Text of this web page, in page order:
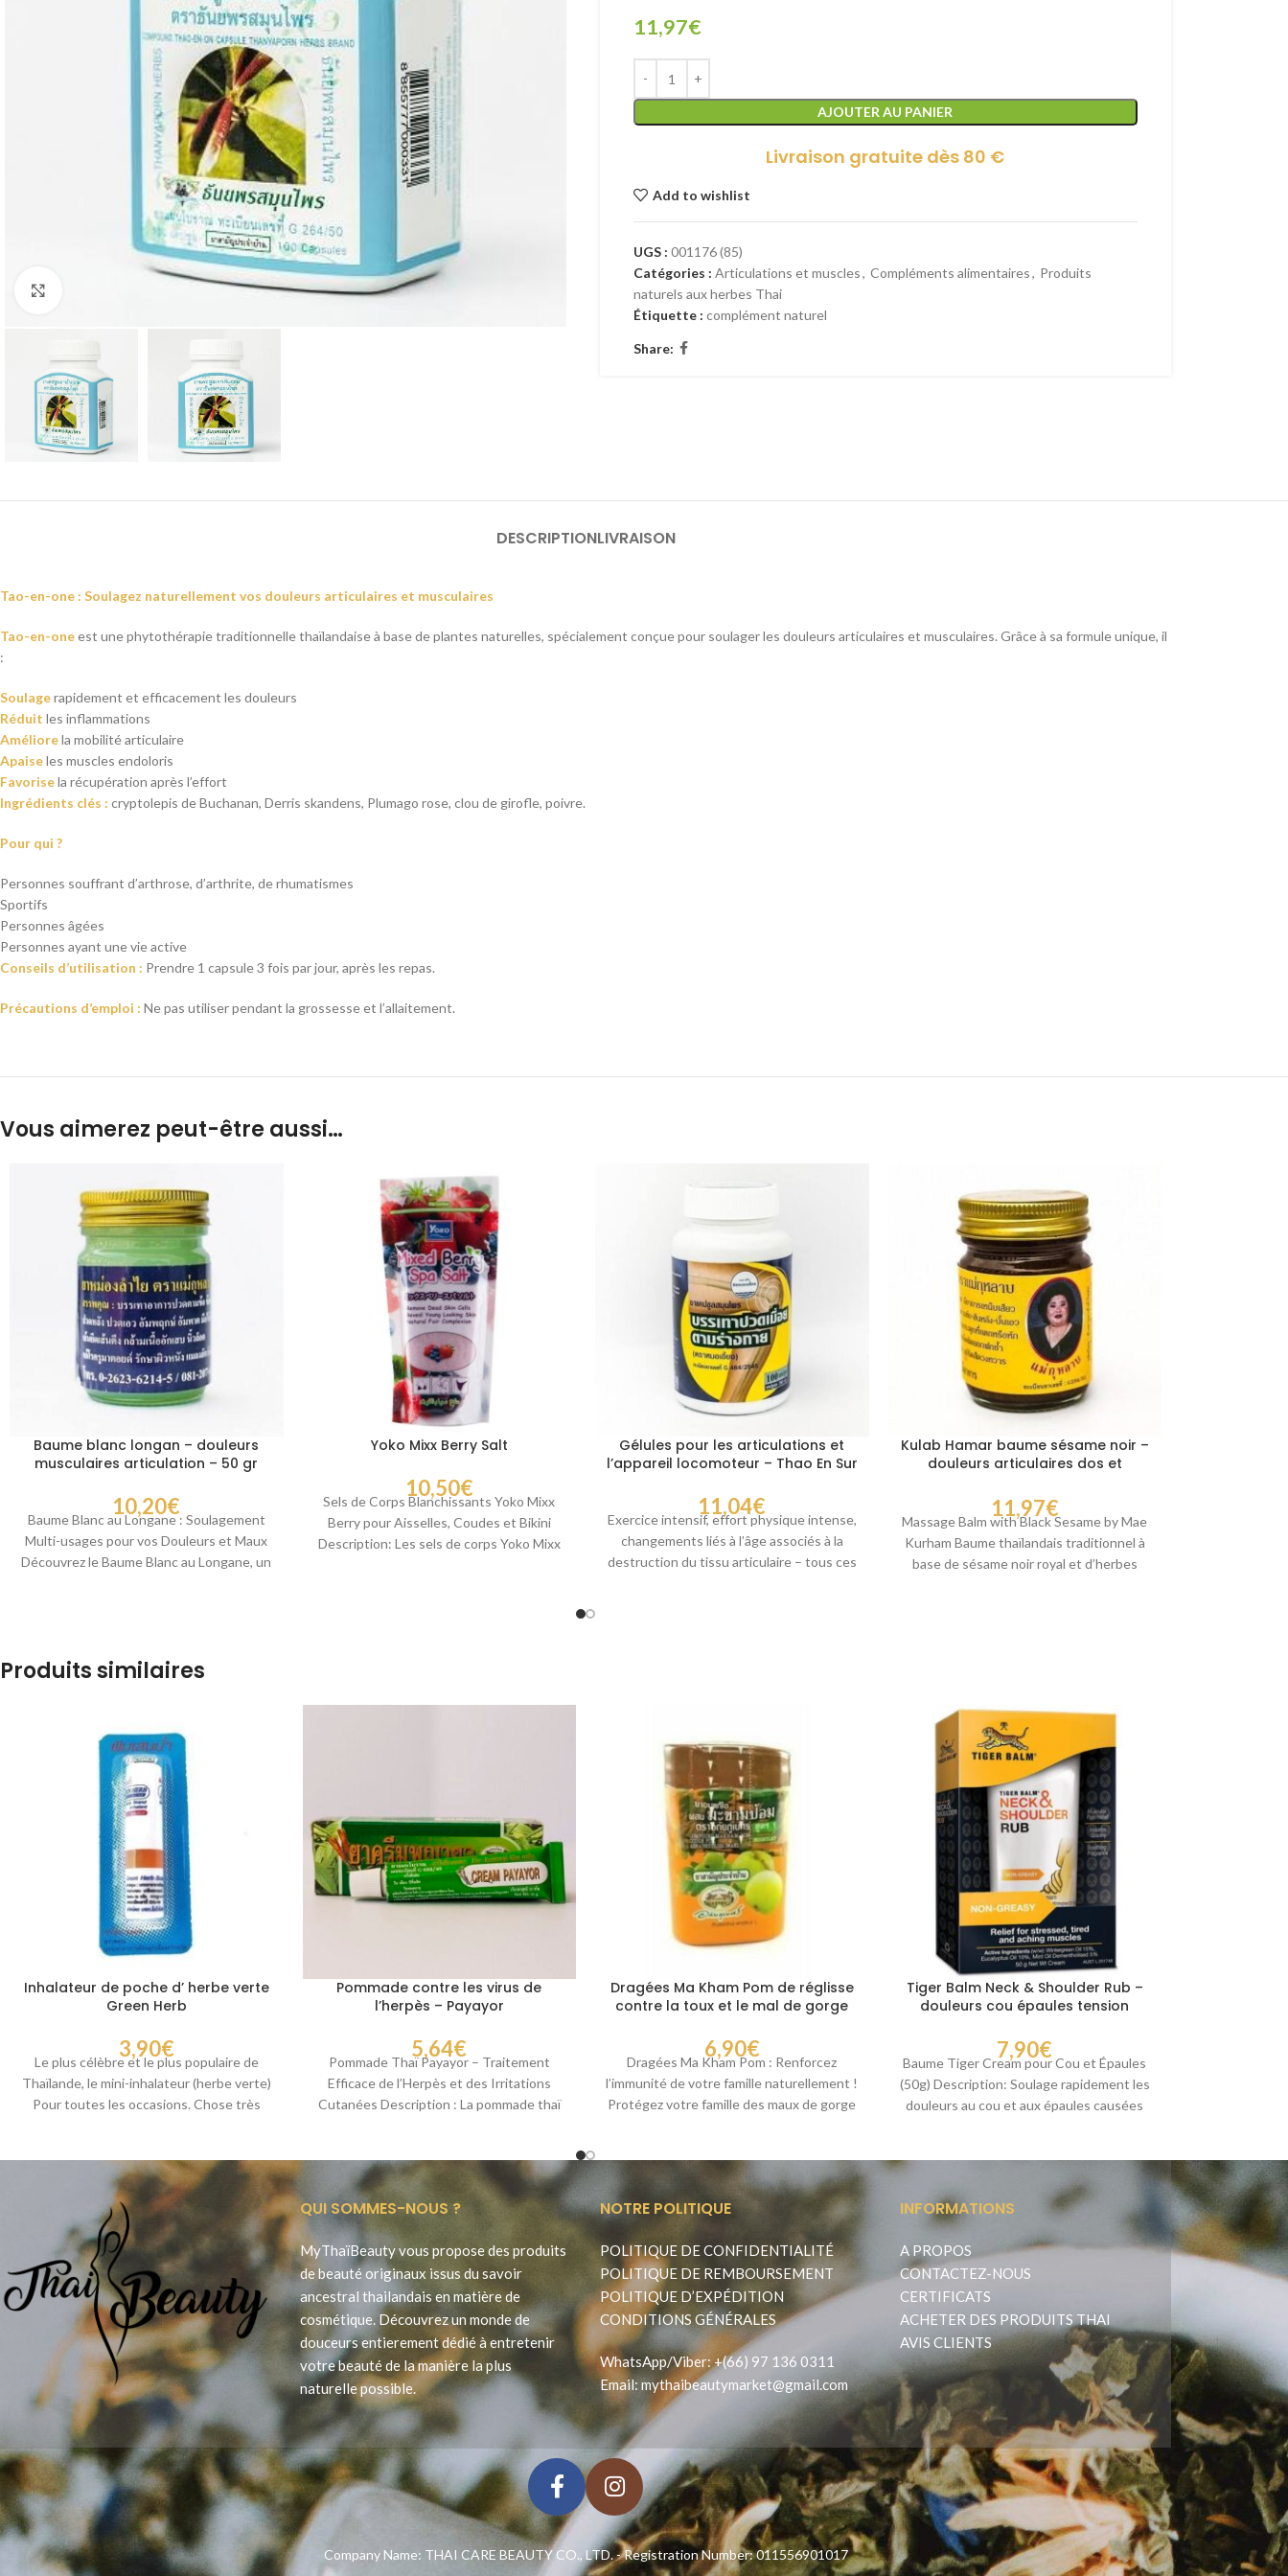
11,97€
AJOUTER AU PANIER
Livraison gratuite dès 80 €
Add to wishlist
UGS : 001176 (85)
Catégories : Articulations et muscles, Compléments alimentaires, Produits
naturels aux herbes Thai
Étiquette : complément naturel
Share:
DESCRIPTIONLIVRAISON
Tao-en-one : Soulagez naturellement vos douleurs articulaires et musculaires
Tao-en-oneest une phytothérapie traditionnelle thaïlandaise à base de plantes naturelles, spécialement conçue pour soulager les douleurs articulaires et musculaires. Grâce à sa formule unique, il
:
Soulagerapidement et efficacement les douleurs
Réduit les inflammations
Améliorela mobilité articulaire
Apaiseles muscles endoloris
Favorisela récupération après l’effort
Ingrédients clés : cryptolepis de Buchanan, Derris skandens, Plumago rose, clou de girofle, poivre.
Pour qui ?
Personnes souffrant d’arthrose, d’arthrite, de rhumatismes
Sportifs
Personnes âgées
Personnes ayant une vie active
Conseils d’utilisation : Prendre 1 capsule 3 fois par jour, après les repas.
Précautions d’emploi : Ne pas utiliser pendant la grossesse et l’allaitement.
Vous aimerez peut-être aussi…
Baume blanc longan – douleurs
musculaires articulation – 50 gr
10,20€
Baume Blanc au Longane : Soulagement
Multi-usages pour vos Douleurs et Maux
Découvrez le Baume Blanc au Longane, un
Yoko Mixx Berry Salt
10,50€
Sels de Corps Blanchissants Yoko Mixx
Berry pour Aisselles, Coudes et Bikini
Description: Les sels de corps Yoko Mixx
Gélules pour les articulations et
l’appareil locomoteur – Thao En Sur
11,04€
Exercice intensif, effort physique intense,
changements liés à l’âge associés à la
destruction du tissu articulaire – tous ces
Kulab Hamar baume sésame noir –
douleurs articulaires dos et
11,97€
Massage Balm with Black Sesame by Mae
Kurham Baume thaïlandais traditionnel à
base de sésame noir royal et d’herbes
Produits similaires
Inhalateur de poche d’ herbe verte
Green Herb
3,90€
Le plus célèbre et le plus populaire de
Thaïlande, le mini-inhalateur (herbe verte)
Pour toutes les occasions. Chose très
Pommade contre les virus de
l’herpès – Payayor
5,64€
Pommade Thaï Payayor – Traitement
Efficace de l’Herpès et des Irritations
Cutanées Description : La pommade thaï
Dragées Ma Kham Pom de réglisse
contre la toux et le mal de gorge
6,90€
Dragées Ma Kham Pom : Renforcez
l’immunité de votre famille naturellement !
Protégez votre famille des maux de gorge
Tiger Balm Neck & Shoulder Rub –
douleurs cou épaules tension
7,90€
Baume Tiger Cream pour Cou et Épaules
(50g) Description: Soulage rapidement les
douleurs au cou et aux épaules causées
QUI SOMMES-NOUS ?
MyThaïBeauty vous propose des produits
de beauté originaux issus du savoir
ancestral thailandais en matière de
cosmétique. Découvrez un monde de
douceurs entierement dédié à entretenir
votre beauté de la manière la plus
naturelle possible.
NOTRE POLITIQUE
POLITIQUE DE CONFIDENTIALITÉ
POLITIQUE DE REMBOURSEMENT
POLITIQUE D’EXPÉDITION
CONDITIONS GÉNÉRALES
WhatsApp/Viber: +(66) 97 136 0311
Email: mythaibeautymarket@gmail.com
INFORMATIONS
A PROPOS
CONTACTEZ-NOUS
CERTIFICATS
ACHETER DES PRODUITS THAI
AVIS CLIENTS
Company Name: THAI CARE BEAUTY CO., LTD. - Registration Number: 011556901017